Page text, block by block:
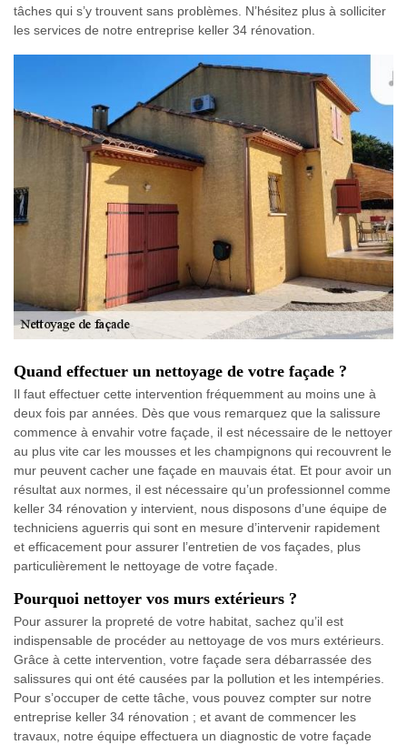
tâches qui s’y trouvent sans problèmes. N’hésitez plus à solliciter
les services de notre entreprise keller 34 rénovation.
Quand effectuer un nettoyage de votre façade ?
Il faut effectuer cette intervention fréquemment au moins une à
deux fois par années. Dès que vous remarquez que la salissure
commence à envahir votre façade, il est nécessaire de le nettoyer
au plus vite car les mousses et les champignons qui recouvrent le
mur peuvent cacher une façade en mauvais état. Et pour avoir un
résultat aux normes, il est nécessaire qu’un professionnel comme
keller 34 rénovation y intervient, nous disposons d’une équipe de
techniciens aguerris qui sont en mesure d’intervenir rapidement
et efficacement pour assurer l’entretien de vos façades, plus
particulièrement le nettoyage de votre façade.
Pourquoi nettoyer vos murs extérieurs ?
Pour assurer la propreté de votre habitat, sachez qu’il est
indispensable de procéder au nettoyage de vos murs extérieurs.
Grâce à cette intervention, votre façade sera débarrassée des
salissures qui ont été causées par la pollution et les intempéries.
Pour s’occuper de cette tâche, vous pouvez compter sur notre
entreprise keller 34 rénovation ; et avant de commencer les
travaux, notre équipe effectuera un diagnostic de votre façade